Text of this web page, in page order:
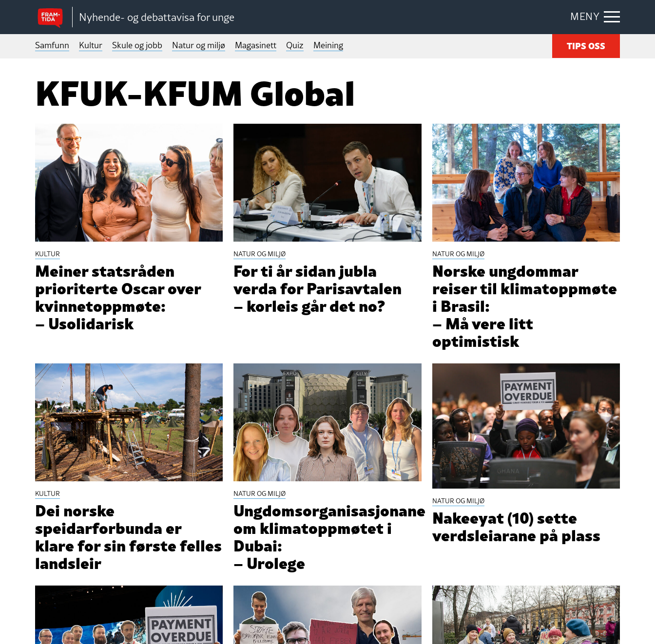
Nyhende- og debattavisa for unge MENY
Samfunn Kultur Skule og jobb Natur og miljø Magasinett Quiz Meining TIPS OSS
KFUK-KFUM Global
KULTUR
Meiner statsråden
prioriterte Oscar over
kvinnetoppmøte:
– Usolidarisk
NATUR OG MILJØ
For ti år sidan jubla
verda for Parisavtalen
– korleis går det no?
NATUR OG MILJØ
Norske ungdommar
reiser til klimatoppmøte
i Brasil:
– Må vere litt
optimistisk
KULTUR
Dei norske
speidarforbunda er
klare for sin første felles
landsleir
NATUR OG MILJØ
Ungdomsorganisasjonane
om klimatoppmøtet i
Dubai:
– Urolege
NATUR OG MILJØ
Nakeeyat (10) sette
verdsleiarane på plass